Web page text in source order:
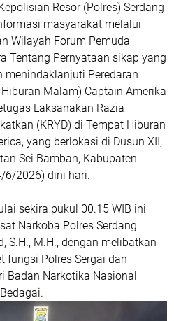
Resor (Polres) Serdang
masyarakat melalui
Wilayah Forum Pemuda
Tentang Pernyataan sikap yang
menindaklanjuti Peredaran
Malam) Captain Amerika
Laksanakan Razia
(KRYD) di Tempat Hiburan
yang berlokasi di Dusun XII,
Sei Bamban, Kabupaten
6/2026) dini hari.
sekira pukul 00.15 WIB ini
Narkoba Polres Serdang
S.H., M.H., dengan melibatkan
fungsi Polres Sergai dan
Badan Narkotika Nasional